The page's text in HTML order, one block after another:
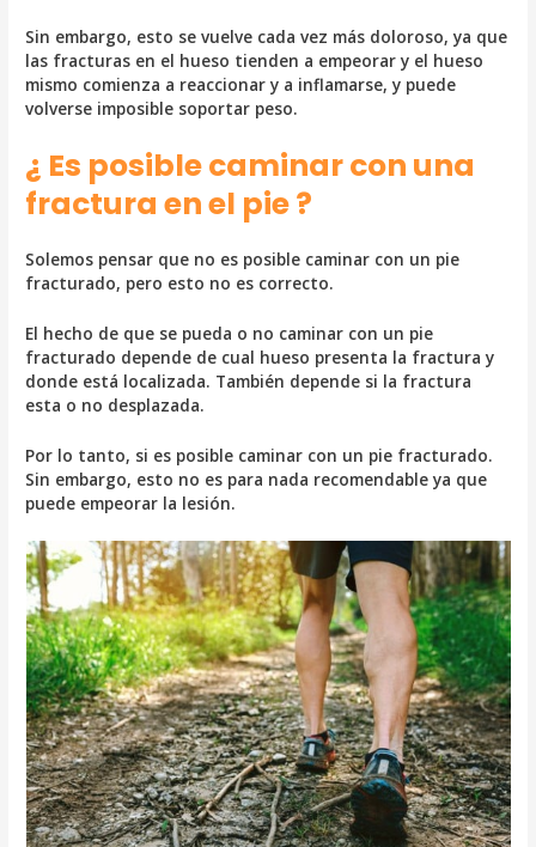
Sin embargo, esto se vuelve cada vez más doloroso, ya que
las fracturas en el hueso tienden a empeorar y el hueso
mismo comienza a reaccionar y a inflamarse, y puede
volverse imposible soportar peso.
¿ Es posible caminar con una
fractura en el pie ?
Solemos pensar que no es posible caminar con un pie
fracturado, pero esto no es correcto.
El hecho de que se pueda o no caminar con un pie
fracturado depende de cual hueso presenta la fractura y
donde está localizada. También depende si la fractura
esta o no desplazada.
Por lo tanto, si es posible caminar con un pie fracturado.
Sin embargo, esto no es para nada recomendable ya que
puede empeorar la lesión.